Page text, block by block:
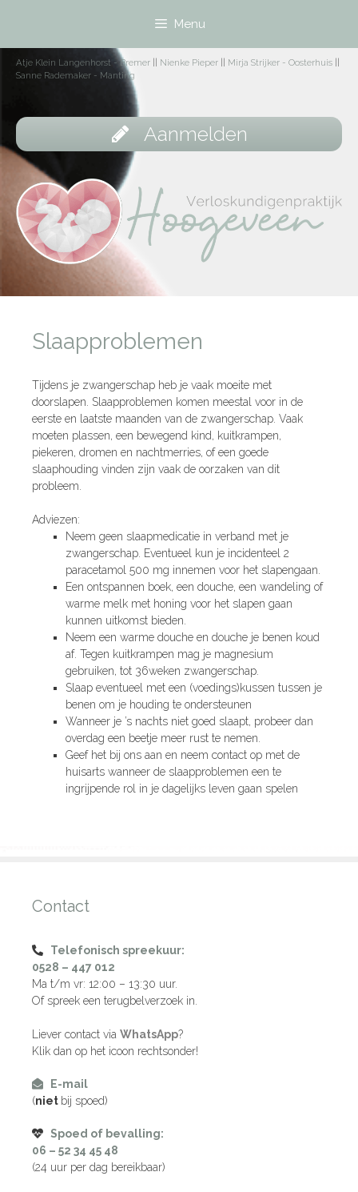
Menu
Atje Klein Langenhorst - Bremer Nienke Pieper Mirja Strijker - Oosterhuis
Sanne Rademaker - Manting
Aanmelden
Slaapproblemen
Tijdens je zwangerschap heb je vaak moeite met
doorslapen. Slaapproblemen komen meestal voor in de
eerste en laatste maanden van de zwangerschap. Vaak
moeten plassen, een bewegend kind, kuitkrampen,
piekeren, dromen en nachtmerries, of een goede
slaaphouding vinden zijn vaak de oorzaken van dit
probleem.
Adviezen:
Neem geen slaapmedicatie in verband met je
zwangerschap. Eventueel kun je incidenteel 2
paracetamol 500 mg innemen voor het slapengaan.
Een ontspannen boek, een douche, een wandeling of
warme melk met honing voor het slapen gaan
kunnen uitkomst bieden.
Neem een warme douche en douche je benen koud
af. Tegen kuitkrampen mag je magnesium
gebruiken, tot 36weken zwangerschap.
Slaap eventueel met een (voedings)kussen tussen je
benen om je houding te ondersteunen
Wanneer je ’s nachts niet goed slaapt, probeer dan
overdag een beetje meer rust te nemen.
Geef het bij ons aan en neem contact op met de
huisarts wanneer de slaapproblemen een te
ingrijpende rol in je dagelijks leven gaan spelen
Contact
Telefonisch spreekuur:
0528 – 447 012
Ma t/m vr: 12:00 – 13:30 uur.
Of spreek een terugbelverzoek in.
Liever contact via WhatsApp?
Klik dan op het icoon rechtsonder!
E-mail
(niet bij spoed)
Spoed of bevalling:
06 – 52 34 45 48
(24 uur per dag bereikbaar)